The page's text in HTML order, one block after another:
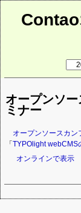
ペ
オープンソ
ミナー
オープンソースカ
「TYPOlight webCMS
オンラインで表示